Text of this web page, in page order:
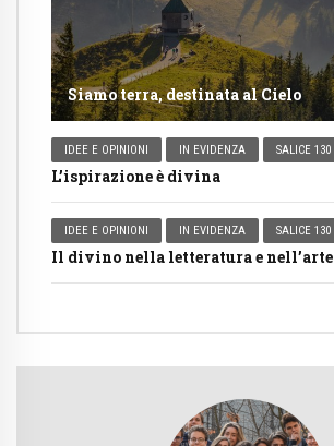
Siamo terra, destinata al Cielo
IDEE E OPINIONI IN EVIDENZA SALICE 130
L’ispirazione è divina
IDEE E OPINIONI IN EVIDENZA SALICE 130
Il divino nella letteratura e nell’arte